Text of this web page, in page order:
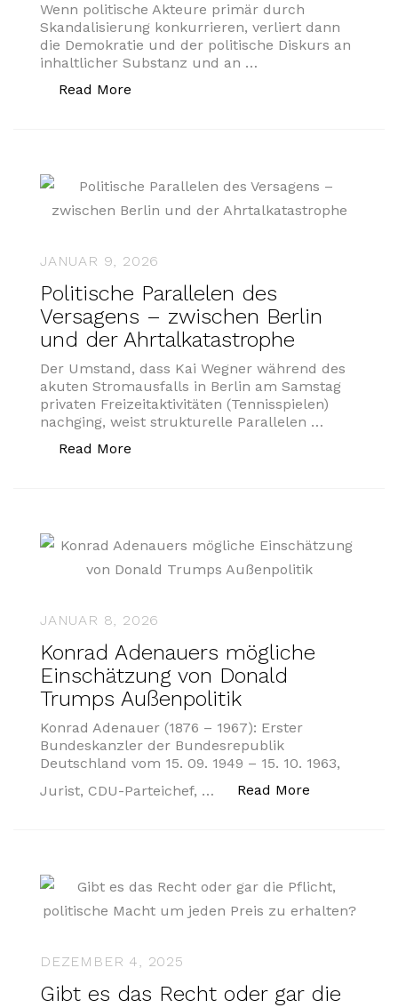
Wenn politische Akteure primär durch
Skandalisierung konkurrieren, verliert dann
die Demokratie und der politische Diskurs an
inhaltlicher Substanz und an …
Read More
JANUAR 9, 2026
Politische Parallelen des
Versagens – zwischen Berlin
und der Ahrtalkatastrophe
Der Umstand, dass Kai Wegner während des
akuten Stromausfalls in Berlin am Samstag
privaten Freizeitaktivitäten (Tennisspielen)
nachging, weist strukturelle Parallelen …
Read More
JANUAR 8, 2026
Konrad Adenauers mögliche
Einschätzung von Donald
Trumps Außenpolitik
Konrad Adenauer (1876 – 1967): Erster
Bundeskanzler der Bundesrepublik
Deutschland vom 15. 09. 1949 – 15. 10. 1963,
Jurist, CDU-Parteichef, …
Read More
DEZEMBER 4, 2025
Gibt es das Recht oder gar die